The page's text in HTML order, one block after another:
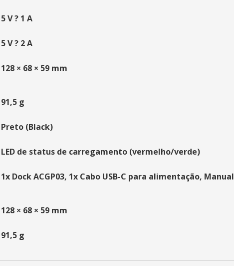
5 V ? 1 A
5 V ? 2 A
128 × 68 × 59 mm
91,5 g
Preto (Black)
LED de status de carregamento (vermelho/verde)
1x Dock ACGP03, 1x Cabo USB-C para alimentação, Manual
128 × 68 × 59 mm
91,5 g